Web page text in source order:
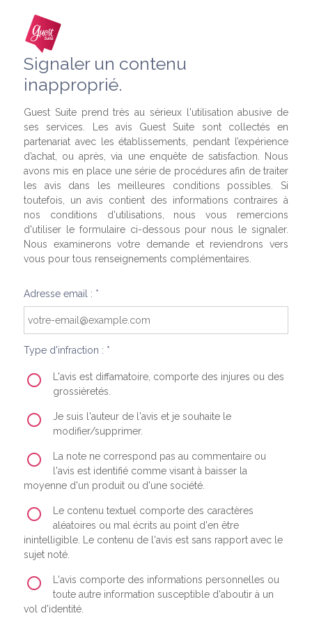
Signaler un contenu
inapproprié.
Guest Suite prend très au sérieux l'utilisation abusive de
ses services. Les avis Guest Suite sont collectés en
partenariat avec les établissements, pendant l’expérience
d’achat, ou après, via une enquête de satisfaction. Nous
avons mis en place une série de procédures afin de traiter
les avis dans les meilleures conditions possibles. Si
toutefois, un avis contient des informations contraires à
nos conditions d'utilisations, nous vous remercions
d'utiliser le formulaire ci-dessous pour nous le signaler.
Nous examinerons votre demande et reviendrons vers
vous pour tous renseignements complémentaires.
Adresse email : *
Type d'infraction : *
L'avis est diffamatoire, comporte des injures ou des
grossièretés.
Je suis l'auteur de l'avis et je souhaite le
modifier/supprimer.
La note ne correspond pas au commentaire ou
l'avis est identifié comme visant à baisser la
moyenne d'un produit ou d'une société.
Le contenu textuel comporte des caractères
aléatoires ou mal écrits au point d'en être
inintelligible. Le contenu de l'avis est sans rapport avec le
sujet noté.
L'avis comporte des informations personnelles ou
toute autre information susceptible d'aboutir à un
vol d'identité.